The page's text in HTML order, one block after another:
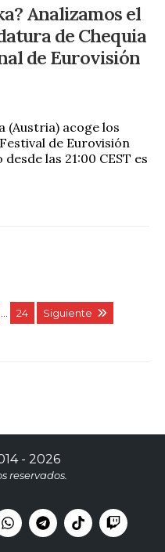
Analizamos el
de Chequia
de Eurovisión
(Austria) acoge los
de Eurovisión
las 21:00 CEST es
24 Siguiente
- 2026
reservados.